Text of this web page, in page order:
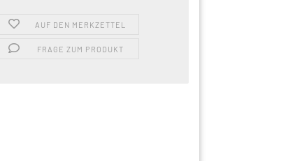
AUF DEN MERKZETTEL
FRAGE ZUM PRODUKT